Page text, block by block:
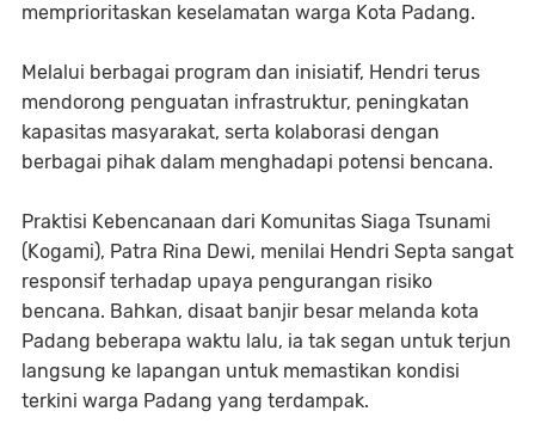
memprioritaskan keselamatan warga Kota Padang.
Melalui berbagai program dan inisiatif, Hendri terus
mendorong penguatan infrastruktur, peningkatan
kapasitas masyarakat, serta kolaborasi dengan
berbagai pihak dalam menghadapi potensi bencana.
Praktisi Kebencanaan dari Komunitas Siaga Tsunami
(Kogami), Patra Rina Dewi, menilai Hendri Septa sangat
responsif terhadap upaya pengurangan risiko
bencana. Bahkan, disaat banjir besar melanda kota
Padang beberapa waktu lalu, ia tak segan untuk terjun
langsung ke lapangan untuk memastikan kondisi
terkini warga Padang yang terdampak.